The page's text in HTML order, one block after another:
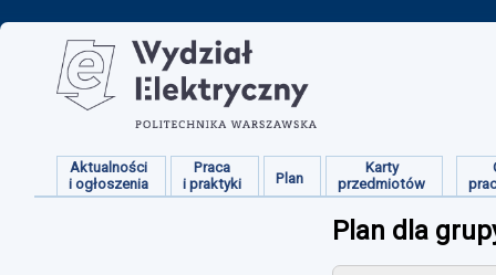
Aktualności
i ogłoszenia
Praca
i praktyki
Plan
Karty
przedmiotów
Plan dla